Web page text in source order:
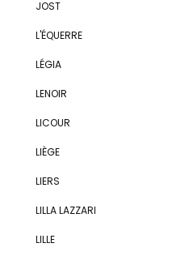
JOST
L'ÉQUERRE
LÉGIA
LENOIR
LICOUR
LIÈGE
LIERS
LILLA LAZZARI
LILLE